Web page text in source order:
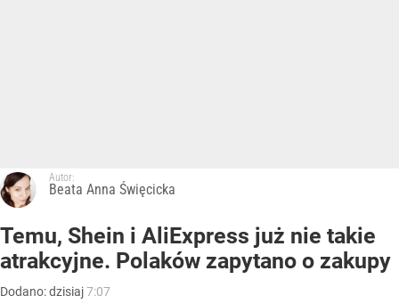
Autor:
Beata Anna Święcicka
Temu, Shein i AliExpress już nie takie
atrakcyjne. Polaków zapytano o zakupy
Dodano:dzisiaj7:07